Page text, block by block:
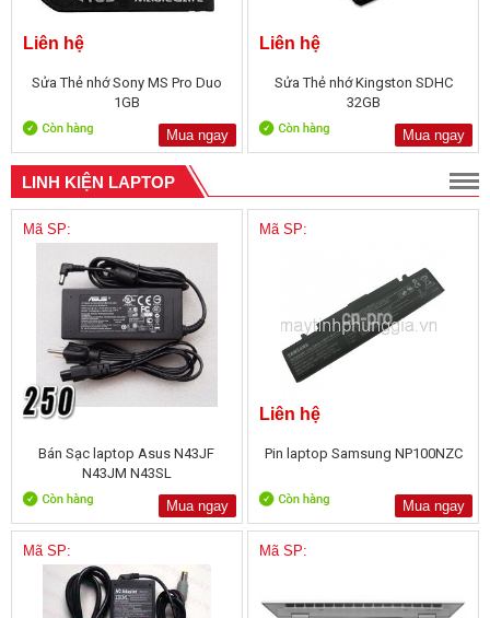
Liên hệ
Sửa Thẻ nhớ Sony MS Pro Duo
1GB
Mua ngay
Liên hệ
Sửa Thẻ nhớ Kingston SDHC
32GB
Mua ngay
LINH KIỆN LAPTOP
Mã SP:
Bán Sạc laptop Asus N43JF
N43JM N43SL
Mua ngay
Mã SP:
Liên hệ
Pin laptop Samsung NP100NZC
Mua ngay
Mã SP: Mã SP: